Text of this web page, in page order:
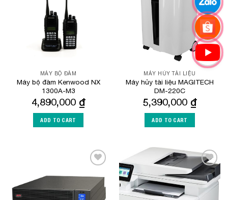
MÁY BỘ ĐÀM
Máy bộ đàm Kenwood NX
1300A-M3
4,890,000 ₫
ADD TO CART
MÁY HỦY TÀI LIỆU
Máy hủy tài liệu MAGITECH
DM-220C
5,390,000 ₫
ADD TO CART
Wishlist
Add to
Wishlist